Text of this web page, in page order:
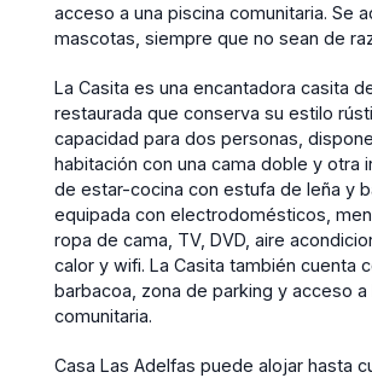
acceso a una piscina comunitaria. Se
mascotas, siempre que no sean de
La Casita es una encantadora casita
restaurada que conserva su estilo
capacidad para dos personas,
habitación con una cama doble y otra
de estar-cocina con estufa de leña y
equipada con electrodomésticos,
ropa de cama, TV, DVD, aire
calor y wifi. La Casita también cuenta
barbacoa, zona de parking y acceso a
comunitaria.
Casa Las Adelfas puede alojar hasta